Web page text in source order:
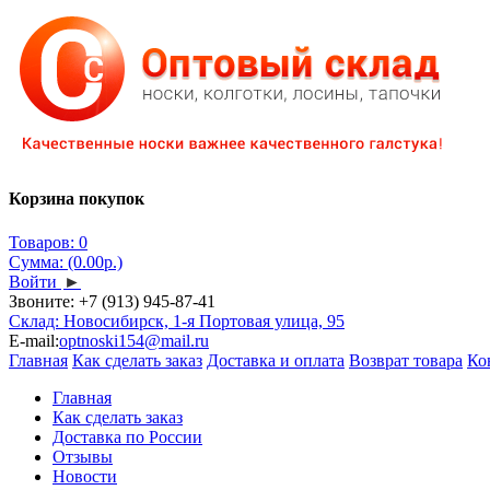
Корзина покупок
Товаров: 0
Сумма: (0.00р.)
Войти ►
Звоните: +7 (913) 945-87-41
Склад: Новосибирск, 1-я Портовая улица, 95
E-mail:optnoski154@mail.ru
Главная Как сделать заказ Доставка и оплата Возврат товара
Главная
Как сделать заказ
Доставка по России
Отзывы
Новости